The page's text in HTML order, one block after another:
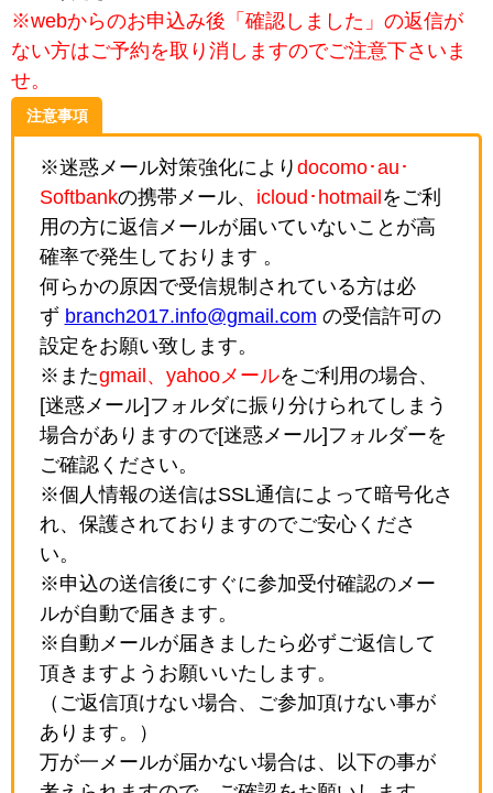
※webからのお申込み後「確認しました」の返信が
ない方はご予約を取り消しますのでご注意下さいま
せ。
注意事項
※迷惑メール対策強化により docomo･au･
Softbankの携帯メール、 icloud･hotmail をご利
用の方に返信メールが届いていないことが高
確率で発生しております 。
何らかの原因で受信規制されている方は必
ず branch2017.info@gmail.com の受信許可の
設定をお願い致します。
※またgmail、yahooメールをご利用の場合、
[迷惑メール]フォルダに振り分けられてしまう
場合がありますので[迷惑メール]フォルダーを
ご確認ください。
※個人情報の送信はSSL通信によって暗号化さ
れ、保護されておりますのでご安心くださ
い。
※申込の送信後にすぐに参加受付確認のメー
ルが自動で届きます。
※自動メールが届きましたら必ずご返信して
頂きますようお願いいたします。
（ご返信頂けない場合、ご参加頂けない事が
あります。）
万が一メールが届かない場合は、以下の事が